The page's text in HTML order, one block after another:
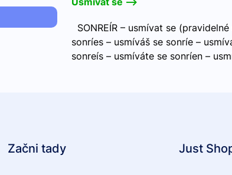
SONREÍR – usmívat se
sonríes – usmíváš se sonríe –
sonreís – usmíváte se sonríen –
Začni tady Just